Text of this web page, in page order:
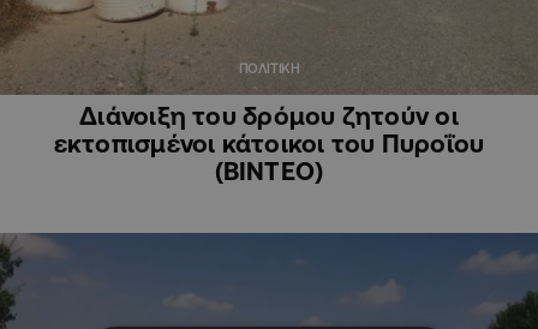
ΠΟΛΙΤΙΚΗ
Διάνοιξη του δρόμου ζητούν οι
εκτοπισμένοι κάτοικοι του Πυροΐου
(ΒΙΝΤΕΟ)